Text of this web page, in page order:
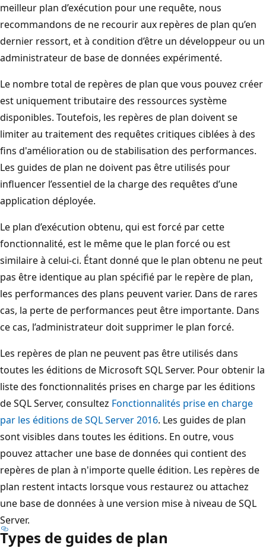
meilleur plan d’exécution pour une requête, nous
recommandons de ne recourir aux repères de plan qu’en
dernier ressort, et à condition d’être un développeur ou un
administrateur de base de données expérimenté.
Le nombre total de repères de plan que vous pouvez créer
est uniquement tributaire des ressources système
disponibles. Toutefois, les repères de plan doivent se
limiter au traitement des requêtes critiques ciblées à des
fins d'amélioration ou de stabilisation des performances.
Les guides de plan ne doivent pas être utilisés pour
influencer l’essentiel de la charge des requêtes d’une
application déployée.
Le plan d’exécution obtenu, qui est forcé par cette
fonctionnalité, est le même que le plan forcé ou est
similaire à celui-ci. Étant donné que le plan obtenu ne peut
pas être identique au plan spécifié par le repère de plan,
les performances des plans peuvent varier. Dans de rares
cas, la perte de performances peut être importante. Dans
ce cas, l’administrateur doit supprimer le plan forcé.
Les repères de plan ne peuvent pas être utilisés dans
toutes les éditions de Microsoft SQL Server. Pour obtenir la
liste des fonctionnalités prises en charge par les éditions
de SQL Server, consultez Fonctionnalités prise en charge
par les éditions de SQL Server 2016. Les guides de plan
sont visibles dans toutes les éditions. En outre, vous
pouvez attacher une base de données qui contient des
repères de plan à n'importe quelle édition. Les repères de
plan restent intacts lorsque vous restaurez ou attachez
une base de données à une version mise à niveau de SQL
Server.
Types de guides de plan